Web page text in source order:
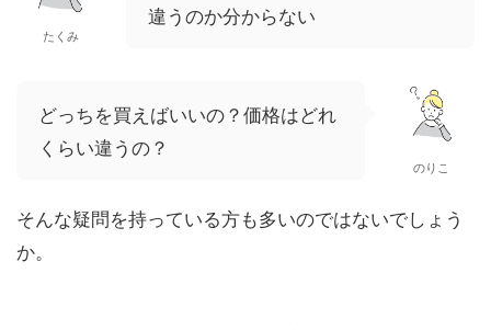
たくみ
違うのか分からない
どっちを買えばいいの？価格はどれ
くらい違うの？
のりこ
そんな疑問を持っている方も多いのではないでしょう
か。